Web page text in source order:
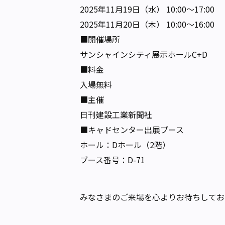
2025年11月19日（水） 10:00～17:00
2025年11月20日（木） 10:00～16:00
■開催場所
サンシャインシティ展示ホールC+D
■料金
入場無料
■主催
日刊建設工業新聞社
■キャドセンター出展ブース
ホール：Dホール（2階）
ブース番号：D-71
みなさまのご来場を心よりお待ちして